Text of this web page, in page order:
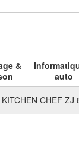
&
auto
CHEF ZJ